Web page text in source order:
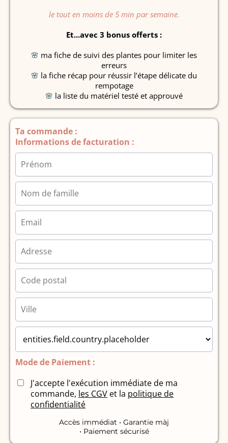
le tout en moins de 5 min par semaine.
Et...avec 3 bonus offerts :
🌸 ma fiche de suivi des plantes pour limiter les
erreurs
🌸 la fiche récap pour réussir l’étape délicate du
rempotage
🌸 la liste du matériel testé et approuvé
Ta commande :
Informations de facturation :
Mode de Paiement :
J'accepte l'exécution immédiate de ma
commande, les CGV et la politique de
confidentialité
Accès immédiat • Garantie màj
• Paiement sécurisé